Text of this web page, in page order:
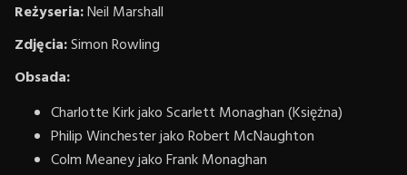
Reżyseria:Neil Marshall
Zdjęcia:Simon Rowling
Obsada:
Charlotte Kirk jako Scarlett Monaghan (Księżna)
Philip Winchester jako Robert McNaughton
Colm Meaney jako Frank Monaghan